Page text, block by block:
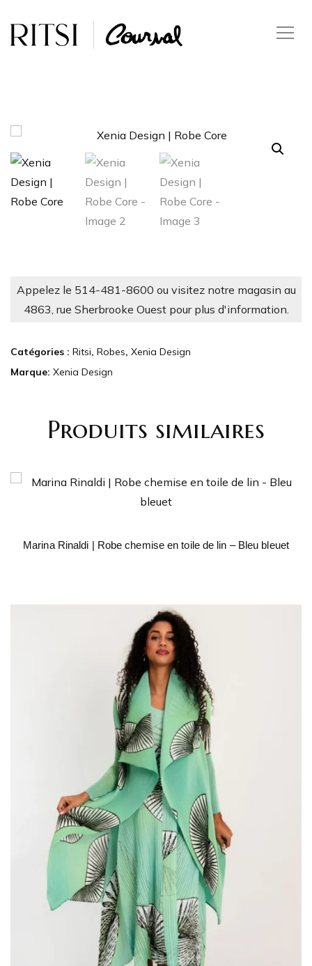
Appelez le 514-481-8600 ou visitez notre magasin au
4863, rue Sherbrooke Ouest pour plus d'information.
Catégories : Ritsi, Robes, Xenia Design
Marque: Xenia Design
Produits similaires
Marina Rinaldi | Robe chemise en toile de lin – Bleu bleuet